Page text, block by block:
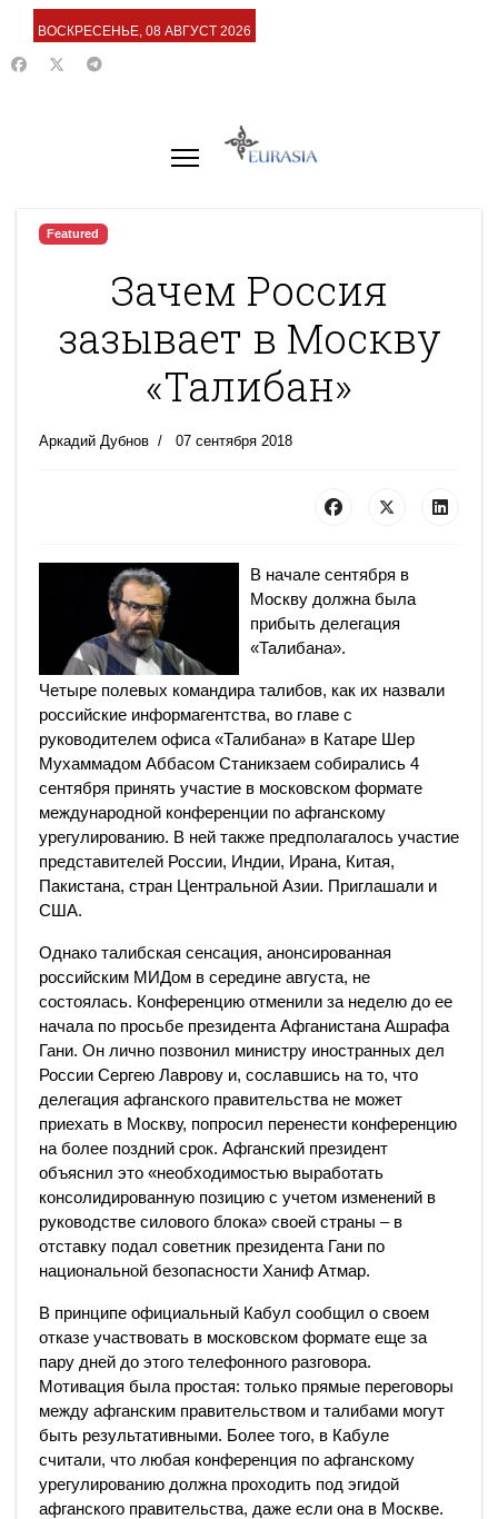
ВОСКРЕСЕНЬЕ, 08 АВГУСТ 2026
Featured
Зачем Россия
зазывает в Москву
«Талибан»
Аркадий Дубнов 07 сентября 2018
В начале сентября в
Москву должна была
прибыть делегация
«Талибана».
Четыре полевых командира талибов, как их назвали
российские информагентства, во главе с
руководителем офиса «Талибана» в Катаре Шер
Мухаммадом Аббасом Станикзаем собирались 4
сентября принять участие в московском формате
международной конференции по афганскому
урегулированию. В ней также предполагалось участие
представителей России, Индии, Ирана, Китая,
Пакистана, стран Центральной Азии. Приглашали и
США.
Однако талибская сенсация, анонсированная
российским МИДом в середине августа, не
состоялась. Конференцию отменили за неделю до ее
начала по просьбе президента Афганистана Ашрафа
Гани. Он лично позвонил министру иностранных дел
России Сергею Лаврову и, сославшись на то, что
делегация афганского правительства не может
приехать в Москву, попросил перенести конференцию
на более поздний срок. Афганский президент
объяснил это «необходимостью выработать
консолидированную позицию с учетом изменений в
руководстве силового блока» своей страны – в
отставку подал советник президента Гани по
национальной безопасности Ханиф Атмар.
В принципе официальный Кабул сообщил о своем
отказе участвовать в московском формате еще за
пару дней до этого телефонного разговора.
Мотивация была простая: только прямые переговоры
между афганским правительством и талибами могут
быть результативными. Более того, в Кабуле
считали, что любая конференция по афганскому
урегулированию должна проходить под эгидой
афганского правительства, даже если она в Москве.